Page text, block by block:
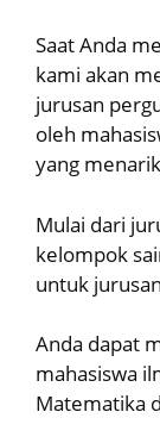
Saat Anda
kami akan
jurusan
oleh
yang
Mulai dari
kelompok
untuk
Anda dapat
mahasiswa
Matematika